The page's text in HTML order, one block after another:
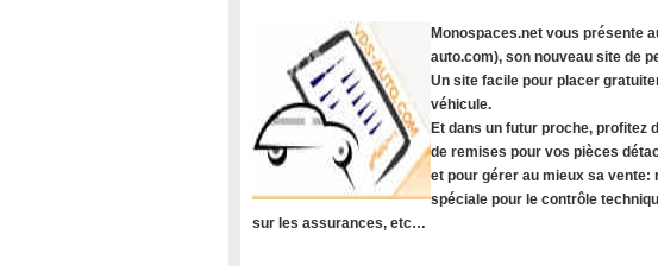
Monospaces.net vous présente
auto.com), son nouveau site de
Un site facile pour placer
véhicule.
Et dans un futur proche, profitez
de remises pour vos pièces
et pour gérer au mieux sa
spéciale pour le contrôle
sur les assurances, etc…